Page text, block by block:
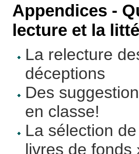
Appendices -
lecture et la
La relecture
déceptions
Des
en classe!
La sélection
livres de fonds